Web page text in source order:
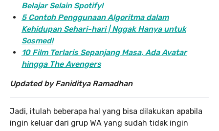
Belajar Selain Spotify!
5 Contoh Penggunaan Algoritma dalam
Kehidupan Sehari-hari | Nggak Hanya untuk
Sosmed!
10 Film Terlaris Sepanjang Masa, Ada Avatar
hingga The Avengers
Updated by Faniditya Ramadhan
Jadi, itulah beberapa hal yang bisa dilakukan apabila
ingin keluar dari grup WA yang sudah tidak ingin